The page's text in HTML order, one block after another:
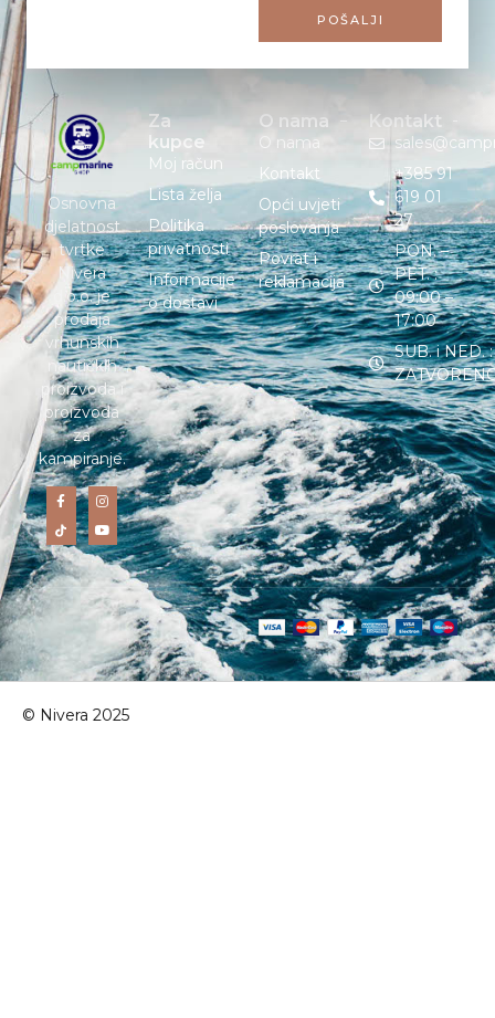
POŠALJI
Osnovna
djelatnost
tvrtke
Nivera
d.o.o. je
prodaja
vrhunskih
nautičkih
proizvoda i
proizvoda
za
kampiranje.
Za
kupce
Moj račun
Lista želja
Politika
privatnosti
Informacije
o dostavi
O nama
O nama
Kontakt
Opći uvjeti
poslovanja
Povrat i
reklamacija
Kontakt
+385 91
619 01
27
PON. –
PET. :
09:00 –
17:00
SUB. i NED. :
© Nivera 2025